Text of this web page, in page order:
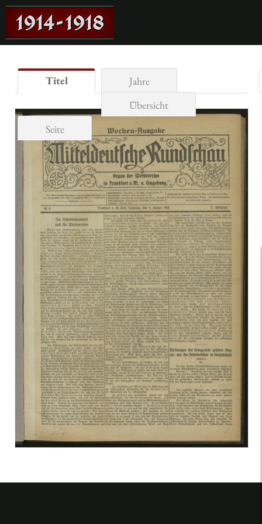
Titel
Jahre
Übersicht
Seite